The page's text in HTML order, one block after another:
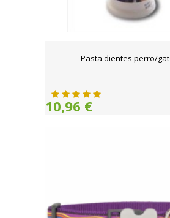
Pasta dientes perro/
10,96 €